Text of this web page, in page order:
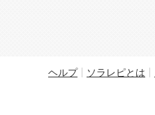
ヘルプ ソラレピとは